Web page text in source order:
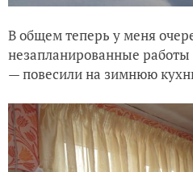
В общем теперь у меня
незапланированные работы
— повесили на зимнюю